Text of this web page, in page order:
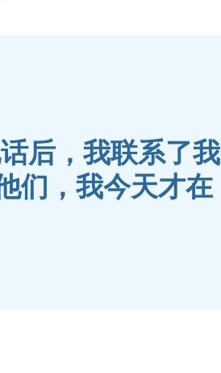
后，我联系了我
们，我今天才在